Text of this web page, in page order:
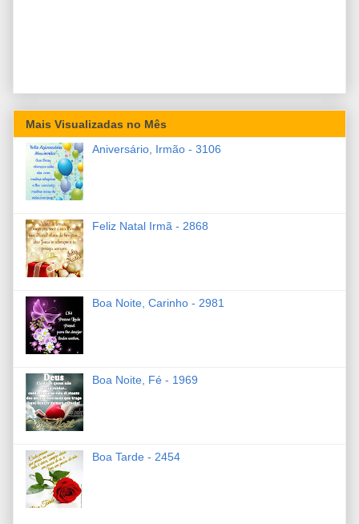
Mais Visualizadas no Mês
Aniversário, Irmão - 3106
Feliz Natal Irmã - 2868
Boa Noite, Carinho - 2981
Boa Noite, Fé - 1969
Boa Tarde - 2454